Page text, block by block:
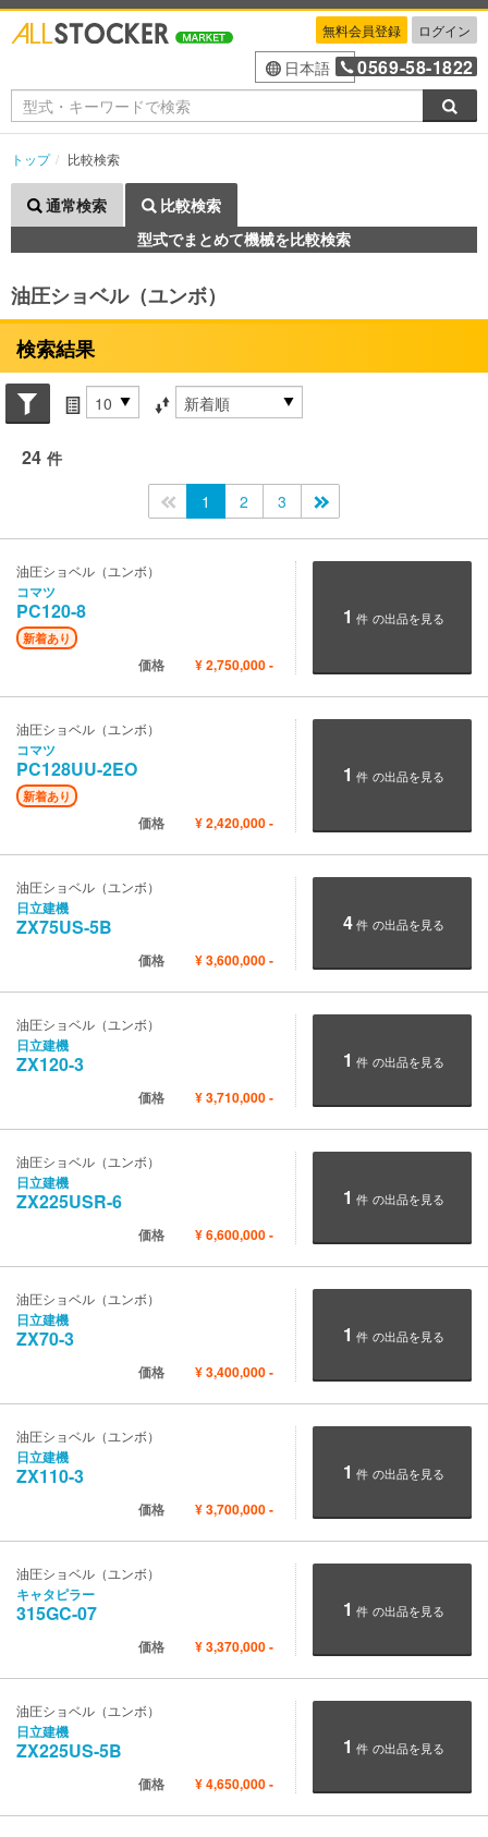
無料会員登録 ログイン
日本語 0569-58-1822
トップ 比較検索
通常検索
比較検索
型式でまとめて機械を比較検索
油圧ショベル（ユンボ）
検索結果
Search conditions
件数 並び替え条件
24 件
<<1 2 3
油圧ショベル（ユンボ）
コマツ
PC120-8
新着あり
価格 ¥2,750,000-
1 件 の出品を見る
油圧ショベル（ユンボ）
コマツ
PC128UU-2EO
新着あり
価格 ¥2,420,000-
1 件 の出品を見る
油圧ショベル（ユンボ）
日立建機
ZX75US-5B
価格 ¥3,600,000-
4 件 の出品を見る
油圧ショベル（ユンボ）
日立建機
ZX120-3
価格 ¥3,710,000-
1 件 の出品を見る
油圧ショベル（ユンボ）
日立建機
ZX225USR-6
価格 ¥6,600,000-
1 件 の出品を見る
油圧ショベル（ユンボ）
日立建機
ZX70-3
価格 ¥3,400,000-
1 件 の出品を見る
油圧ショベル（ユンボ）
日立建機
ZX110-3
価格 ¥3,700,000-
1 件 の出品を見る
油圧ショベル（ユンボ）
キャタピラー
315GC-07
価格 ¥3,370,000-
1 件 の出品を見る
油圧ショベル（ユンボ）
日立建機
ZX225US-5B
価格 ¥4,650,000-
1 件 の出品を見る